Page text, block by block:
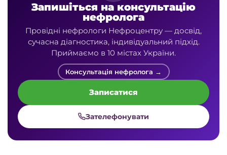
Запишіться на консультацію
нефролога
Провідні нефрологи Нефроцентру — досвід,
сучасна діагностика, індивідуальний підхід.
Приймаємо в 10 містах України.
Консультація нефролога →
Записатися
Зателефонувати